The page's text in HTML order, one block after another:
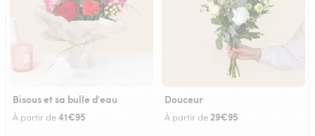
Bisous et sa bulle d'eau
À partir de41€95
Douceur
À partir de29€95